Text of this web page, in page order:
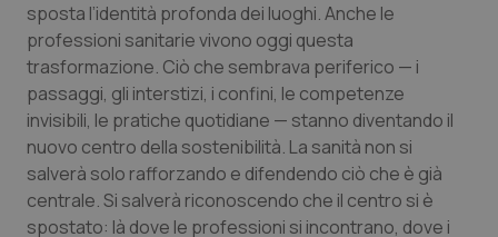
sposta l’identità profonda dei luoghi. Anche le
professioni sanitarie vivono oggi questa
trasformazione. Ciò che sembrava periferico — i
passaggi, gli interstizi, i confini, le competenze
invisibili, le pratiche quotidiane — stanno diventando il
nuovo centro della sostenibilità. La sanità non si
salverà solo rafforzando e difendendo ciò che è già
centrale. Si salverà riconoscendo che il centro si è
spostato: là dove le professioni si incontrano, dove i
CookieScriptConsent
CookieScript
www.quotidianosanita.it